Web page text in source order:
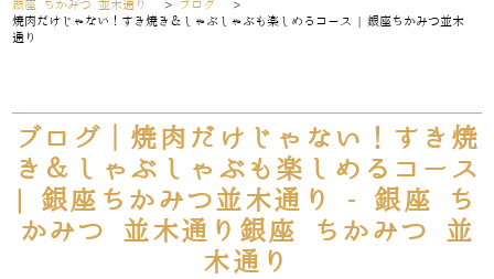
銀座 ちかみつ 並木通り > ブログ
>
焼肉だけじゃない！すき焼き＆しゃぶしゃぶも楽しめるコース | 銀座ちかみつ並木
通り
ブログ｜焼肉だけじゃない！すき焼
き＆しゃぶしゃぶも楽しめるコース
| 銀座ちかみつ並木通り - 銀座 ち
かみつ 並木通り銀座 ちかみつ 並
木通り